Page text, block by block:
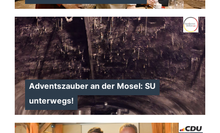
Adventszauber an der Mosel: SU
unterwegs!